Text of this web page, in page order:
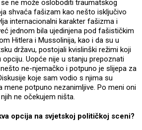
ne može osloboditi traumatskog
shvaća fašizam kao nešto isključivo
internacionalni karakter fašizma i
jednom bila ujedinjena pod fašističkim
Hitlera i Mussolinija, kao i da su u
državu, postojali kvislinški režimi koji
Uopće nije u stanju prepoznati
ne-njemačko i potpuno je slijepa za
koje sam vodio s njima su
mene potpuno nezanimljive. Po meni oni
ne očekujem ništa.
opcija na svjetskoj političkoj sceni?